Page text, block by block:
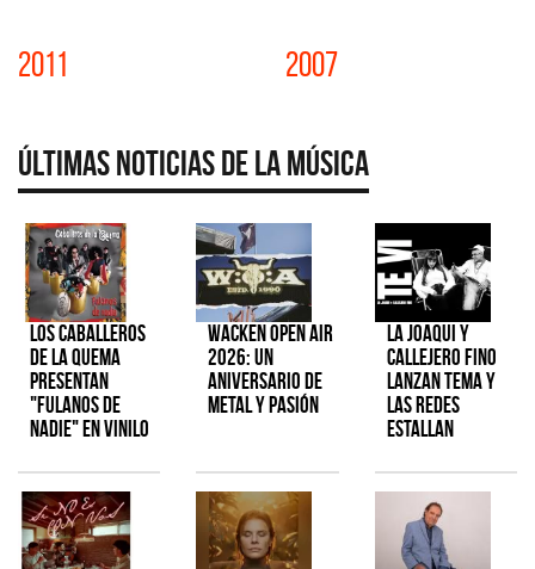
2011 2007
Últimas Noticias de la Música
Los Caballeros
de la Quema
presentan
"Fulanos de
Nadie" en vinilo
Wacken Open Air
2026: Un
aniversario de
metal y pasión
La Joaqui y
Callejero Fino
lanzan tema y
las redes
estallan